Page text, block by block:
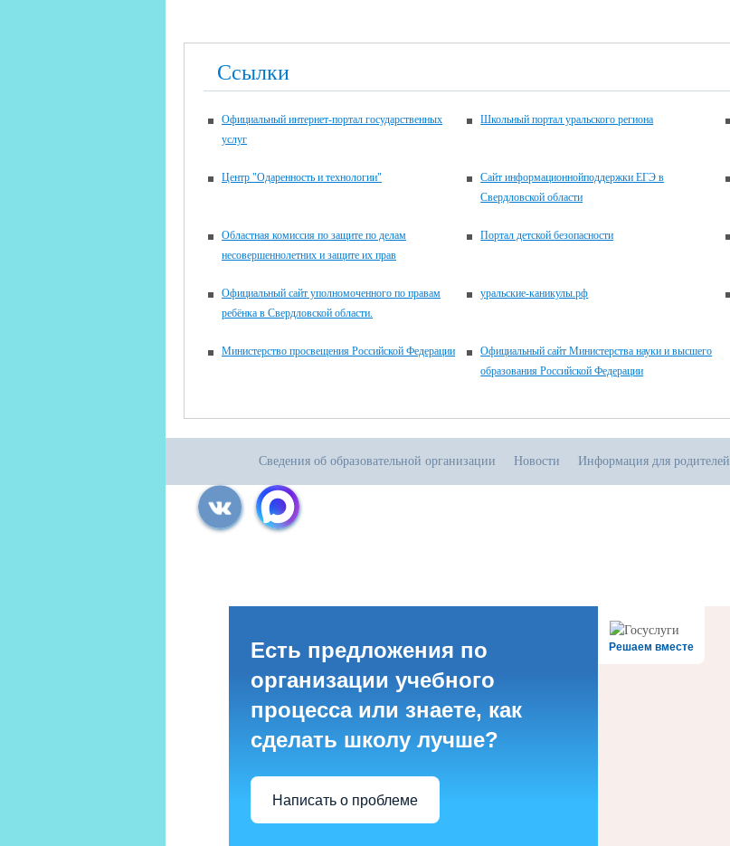
Ссылки
Официальный интернет-портал государственных
услуг
Школьный портал уральского региона
Центр "Одаренность и технологии"
Сайт информационнойподдержки ЕГЭ в
Свердловской области
Областная комиссия по защите по делам
несовершеннолетних и защите их прав
Портал детской безопасности
Официальный сайт уполномоченного по правам
ребёнка в Свердловской области.
уральские-каникулы.рф
Министерство просвещения Российской Федерации
Официальный сайт Министерства науки и высшего
образования Российской Федерации
Сведения об образовательной организации Новости Информация для родителей
Решаем вместе
Есть предложения по
организации учебного
процесса или знаете, как
сделать школу лучше?
Написать о проблеме